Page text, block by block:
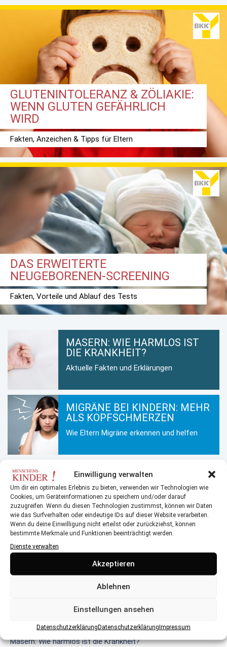
Einwilligung verwalten
Um dir ein optimales Erlebnis zu bieten, verwenden wir Technologien wie
Cookies, um Geräteinformationen zu speichern und/oder darauf
zuzugreifen. Wenn du diesen Technologien zustimmst, können wir Daten
wie das Surfverhalten oder eindeutige IDs auf dieser Website verarbeiten.
Wenn du deine Einwilligung nicht erteilst oder zurückziehst, können
bestimmte Merkmale und Funktionen beeinträchtigt werden.
Dienste verwalten
Akzeptieren
Ablehnen
Einstellungen ansehen
DatenschutzerklärungDatenschutzerklärungImpressum
GLUTENINTOLERANZ & ZÖLIAKIE:
WENN GLUTEN GEFÄHRLICH
WIRD
Fakten, Anzeichen & Tipps für Eltern
DAS ERWEITERTE
NEUGEBORENEN-SCREENING
Fakten, Vorteile und Ablauf des Tests
MASERN: WIE HARMLOS IST
DIE KRANKHEIT?
Aktuelle Fakten und Erklärungen
MIGRÄNE BEI KINDERN: MEHR
ALS KOPFSCHMERZEN
Wie Eltern Migräne erkennen und helfen
KINDERHAUT IM WINTER: SO
BLEIBT SIE GESUND UND
GEPFLEGT
Hautpflege für Kinder in der kalten
Jahreszeit
MEHR AUS DEM BEREICH
Das erweiterte Neugeborenen-Screening
Masern: Wie harmlos ist die Krankheit?